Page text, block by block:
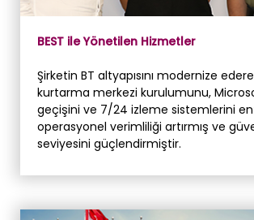
BEST ile Yönetilen Hizmetler
Şirketin BT altyapısını modernize
kurtarma merkezi kurulumunu,
geçişini ve 7/24 izleme sistemlerini
operasyonel verimliliği artırmış ve
seviyesini güçlendirmiştir.